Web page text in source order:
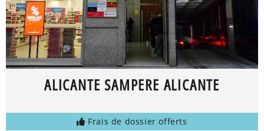
ALICANTE SAMPERE ALICANTE
Frais de dossier offerts